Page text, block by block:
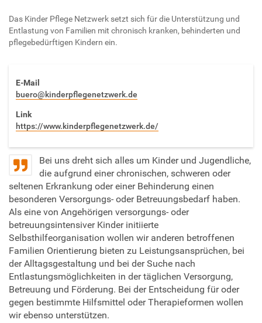
Das Kinder Pflege Netzwerk setzt sich für die Unterstützung und
Entlastung von Familien mit chronisch kranken, behinderten und
pflegebedürftigen Kindern ein.
E-Mail
buero@kinderpflegenetzwerk.de
Link
https://www.kinderpflegenetzwerk.de/
Bei uns dreht sich alles um Kinder und Jugendliche,
die aufgrund einer chronischen, schweren oder
seltenen Erkrankung oder einer Behinderung einen
besonderen Versorgungs- oder Betreuungsbedarf haben.
Als eine von Angehörigen versorgungs- oder
betreuungsintensiver Kinder initiierte
Selbsthilfeorganisation wollen wir anderen betroffenen
Familien Orientierung bieten zu Leistungsansprüchen, bei
der Alltagsgestaltung und bei der Suche nach
Entlastungsmöglichkeiten in der täglichen Versorgung,
Betreuung und Förderung. Bei der Entscheidung für oder
gegen bestimmte Hilfsmittel oder Therapieformen wollen
wir ebenso unterstützen.